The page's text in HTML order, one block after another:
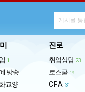
1
·방송
교양
진로
취업상담 23
로스쿨 19
CPA 31